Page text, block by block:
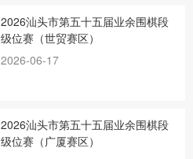
2026汕头市第五十五届业余围棋段
级位赛（世贸赛区）
2026-06-17
2026汕头市第五十五届业余围棋段
级位赛（广厦赛区）